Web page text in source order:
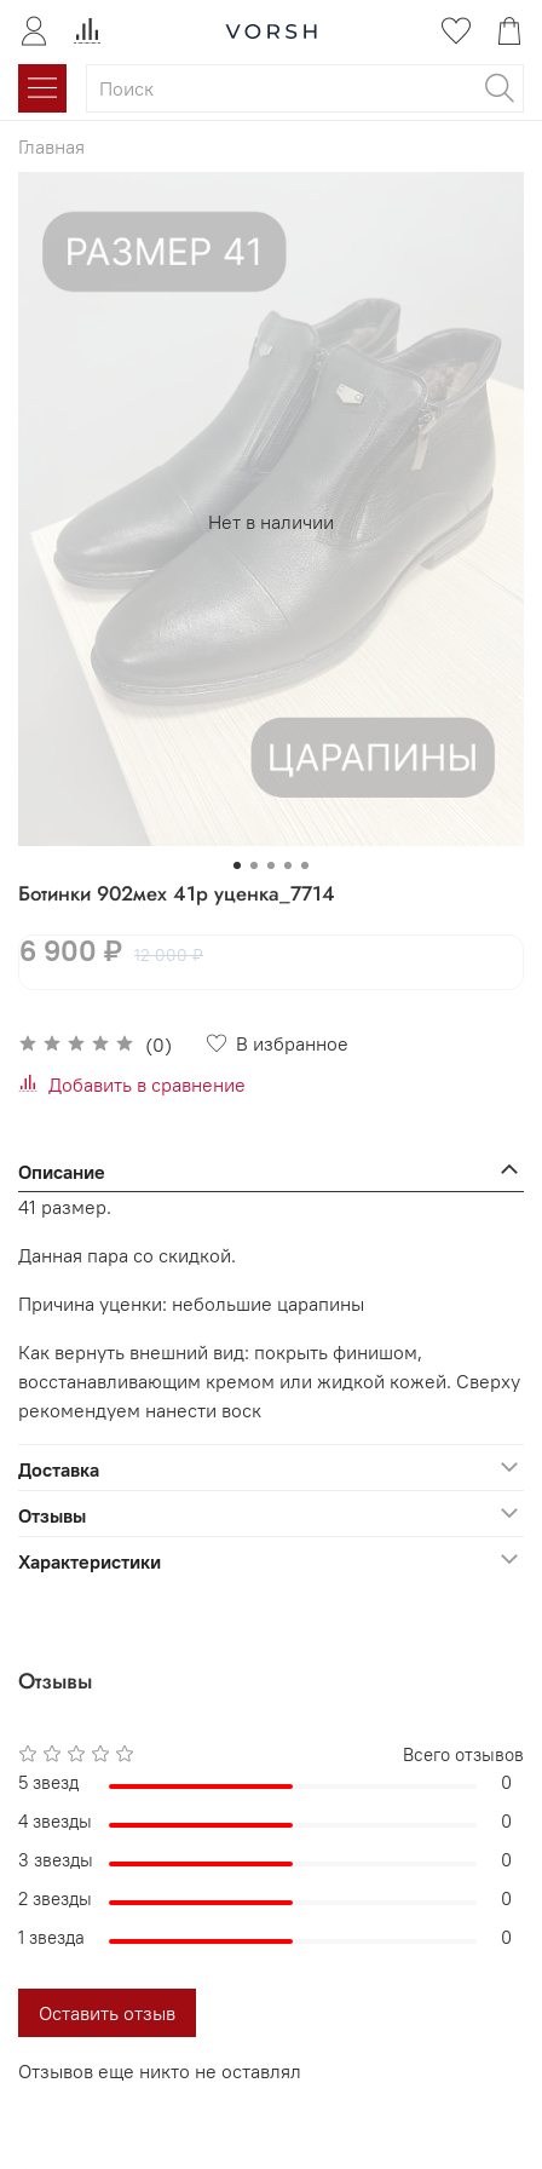
Главная
Нет в наличии
Ботинки 902мех 41р уценка_7714
(0)
В избранное
Добавить в сравнение
6 900 ₽ 12 000 ₽
Описание
41 размер.
Данная пара со скидкой.
Причина уценки: небольшие царапины
Как вернуть внешний вид: покрыть финишом,
восстанавливающим кремом или жидкой кожей. Сверху
рекомендуем нанести воск
Доставка
Отзывы
Характеристики
Отзывы
Отзывов еще никто не оставлял
Всего отзывов
5 звезд
0
4 звезды
0
3 звезды
0
2 звезды
0
1 звезда
0
Оставить отзыв